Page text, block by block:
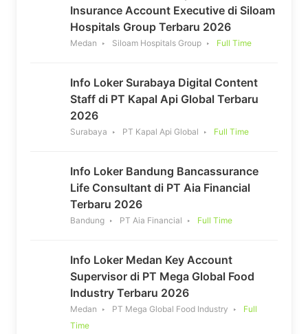
Insurance Account Executive di Siloam
Hospitals Group Terbaru 2026
Medan Siloam Hospitals Group Full Time
Info Loker Surabaya Digital Content
Staff di PT Kapal Api Global Terbaru
2026
Surabaya PT Kapal Api Global Full Time
Info Loker Bandung Bancassurance
Life Consultant di PT Aia Financial
Terbaru 2026
Bandung PT Aia Financial Full Time
Info Loker Medan Key Account
Supervisor di PT Mega Global Food
Industry Terbaru 2026
Medan PT Mega Global Food Industry
Full
Time